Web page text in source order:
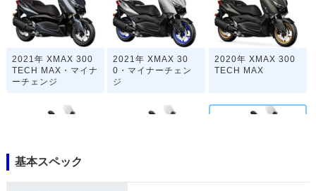
2021年 XMAX 300
TECH MAX・マイナ
ーチェンジ
2021年 XMAX 30
0・マイナーチェン
ジ
2020年 XMAX 300
TECH MAX
基本スペック